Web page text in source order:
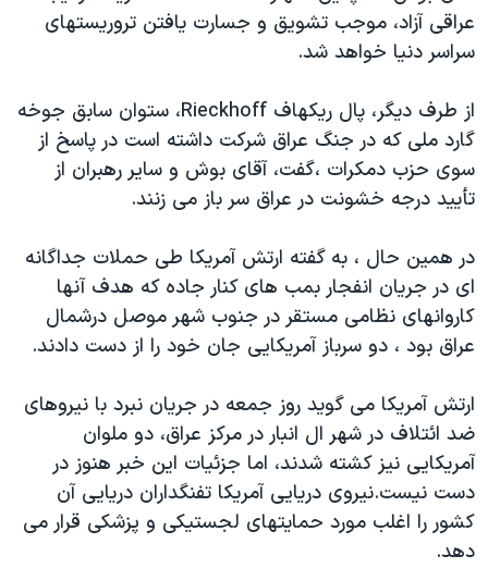
اعتراضات مردمی آبان ۹۸
نرگس محمدی برنده جایزه نوبل صلح
همایش محافظه‌کاران آمریکا «سی‌پک»
صفحه‌های ویژه
عراقی آزاد، موجب تشويق و جسارت يافتن تروريستهای
سراسر دنيا خواهد شد.
از طرف ديگر، پال ريکهاف Rieckhoff، ستوان سابق جوخه
گارد ملی که در جنگ عراق شرکت داشته است در پاسخ از
سوی حزب دمکرات ،گفت، آقای بوش و ساير رهبران از
تأييد درجه خشونت در عراق سر باز می زنند.
در همين حال ، به گفته ارتش آمريکا طی حملات جداگانه
ای در جريان انفجار بمب های کنار جاده که هدف آنها
کاروانهای نظامی مستقر در جنوب شهر موصل درشمال
عراق بود ، دو سرباز آمريکايی جان خود را از دست دادند.
ارتش آمريکا می گويد روز جمعه در جريان نبرد با نيروهای
ضد ائتلاف در شهر ال انبار در مرکز عراق، دو ملوان
آمريکايی نيز کشته شدند، اما جزئيات اين خبر هنوز در
دست نيست.نيروی دريايی آمريکا تفنگداران دريايی آن
کشور را اغلب مورد حمايتهای لجستيکی و پزشکی قرار می
دهد.